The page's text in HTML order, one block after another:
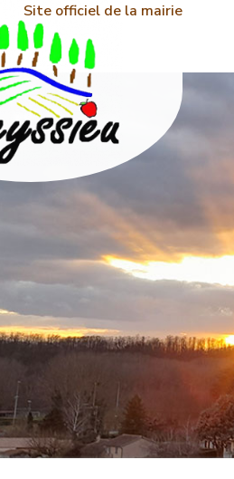
Site officiel de la mairie